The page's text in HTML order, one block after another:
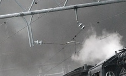
Histoire
Manifeste
Missions et méthodes
Équipes et fonctionnement